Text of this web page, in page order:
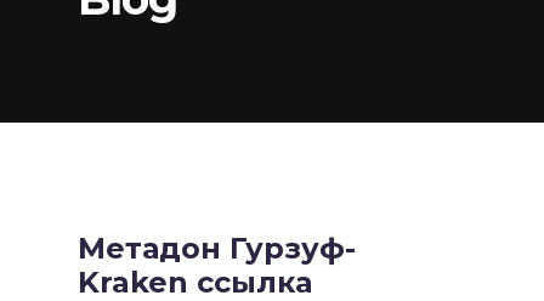
Метадон Гурзуф-
Kraken ссылка